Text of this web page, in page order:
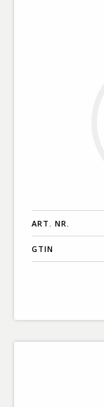
ART. NR.
GTIN